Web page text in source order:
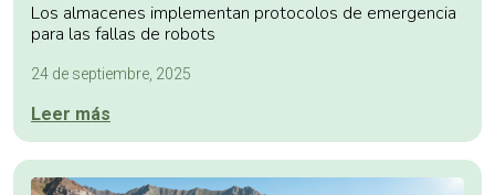
Los almacenes implementan protocolos de emergencia
para las fallas de robots
24 de septiembre, 2025
Leer más